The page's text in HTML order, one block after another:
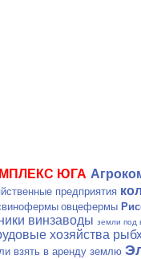
ЮГА
предприятия
овцефермы
винзаводы земли под
хозяйства
взять в аренду землю